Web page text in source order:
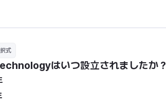
式
はいつ設立されましたか？